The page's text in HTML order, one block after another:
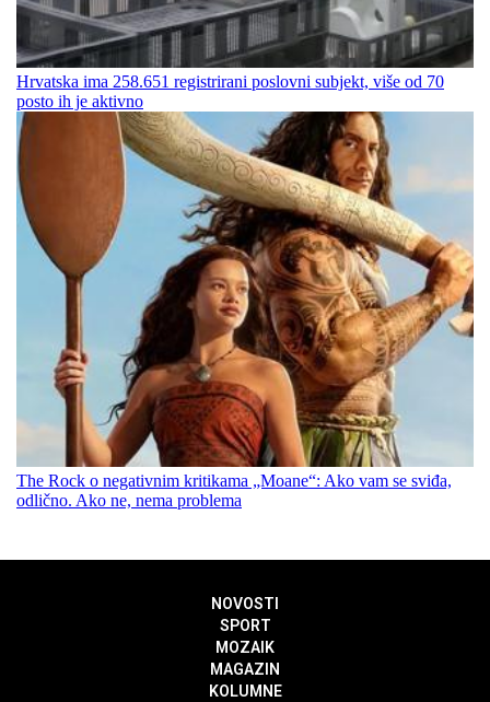
Hrvatska ima 258.651 registrirani poslovni subjekt, više od 70
posto ih je aktivno
The Rock o negativnim kritikama „Moane“: Ako vam se sviđa,
odlično. Ako ne, nema problema
NOVOSTI
SPORT
MOZAIK
MAGAZIN
KOLUMNE